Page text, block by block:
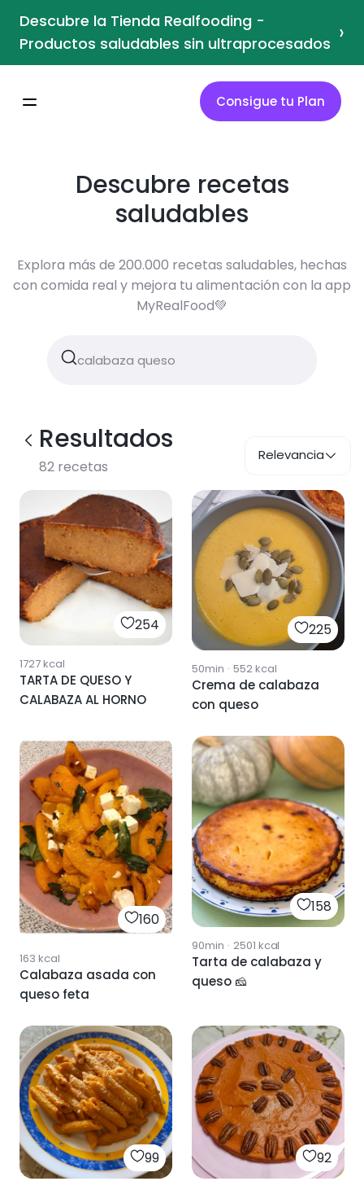
Descubre la Tienda Realfooding -
Productos saludables sin ultraprocesados ›
Consigue tu Plan
Descubre recetas
saludables
Explora más de 200.000 recetas saludables, hechas
con comida real y mejora tu alimentación con la app
MyRealFood💚
Resultados
82 recetas
Relevancia
254
1727kcal
TARTA DE QUESO Y
CALABAZA AL HORNO
225
50min · 552kcal
Crema de calabaza
con queso
160
163 kcal
Calabaza asada con
queso feta
158
90min · 2501 kcal
Tarta de calabaza y
queso 🧀
99 92